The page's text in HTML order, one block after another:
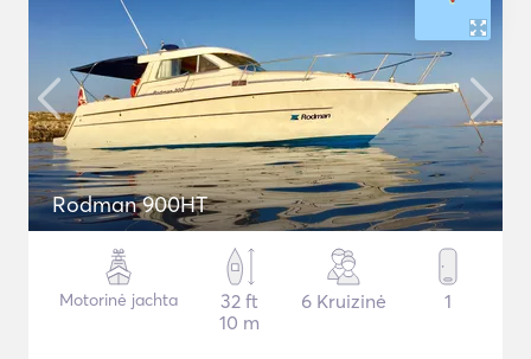
Rodman 900HT
Motorinė jachta
32 ft
10 m
6 Kruizinė 1